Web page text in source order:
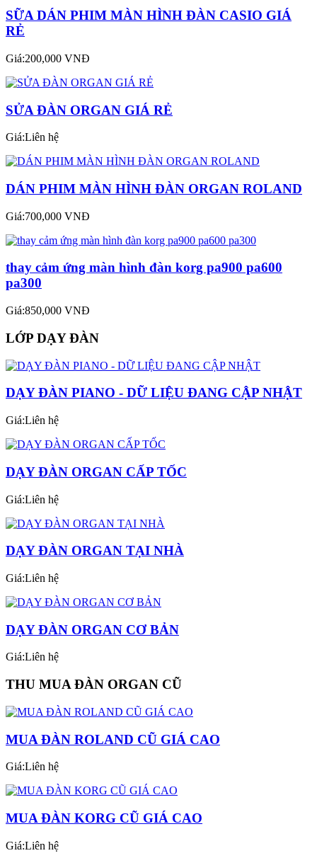
SỮA DÁN PHIM MÀN HÌNH ĐÀN CASIO GIÁ
RẺ
Giá:200,000 VNĐ
SỬA ĐÀN ORGAN GIÁ RẺ
Giá:Liên hệ
DÁN PHIM MÀN HÌNH ĐÀN ORGAN ROLAND
Giá:700,000 VNĐ
thay cảm ứng màn hình đàn korg pa900 pa600
pa300
Giá:850,000 VNĐ
LỚP DẠY ĐÀN
DẠY ĐÀN PIANO - DỮ LIỆU ĐANG CẬP NHẬT
Giá:Liên hệ
DẠY ĐÀN ORGAN CẤP TỐC
Giá:Liên hệ
DẠY ĐÀN ORGAN TẠI NHÀ
Giá:Liên hệ
DẠY ĐÀN ORGAN CƠ BẢN
Giá:Liên hệ
THU MUA ĐÀN ORGAN CŨ
MUA ĐÀN ROLAND CŨ GIÁ CAO
Giá:Liên hệ
MUA ĐÀN KORG CŨ GIÁ CAO
Giá:Liên hệ